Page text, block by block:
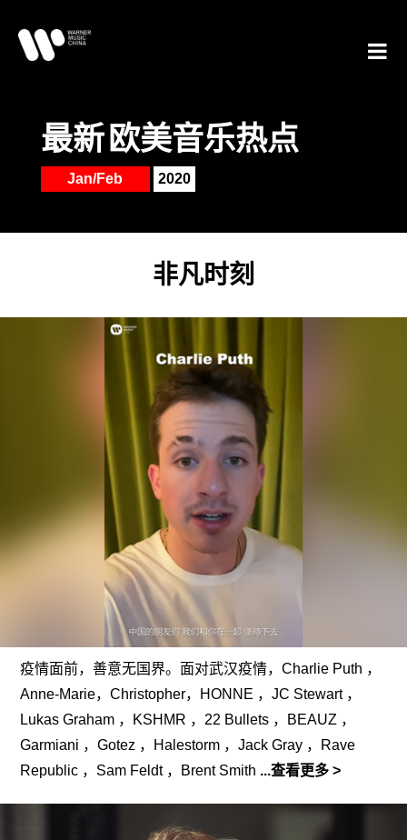
最新 欧美音乐热点
Jan/Feb 2020
非凡时刻
疫情面前，善意无国界。面对武汉疫情，Charlie Puth ，
Anne-Marie，Christopher，HONNE ，JC Stewart ，
Lukas Graham ，KSHMR ，22 Bullets ，BEAUZ ，
Garmiani ，Gotez ，Halestorm ，Jack Gray ，Rave
Republic ，Sam Feldt ，Brent Smith ...查看更多 >